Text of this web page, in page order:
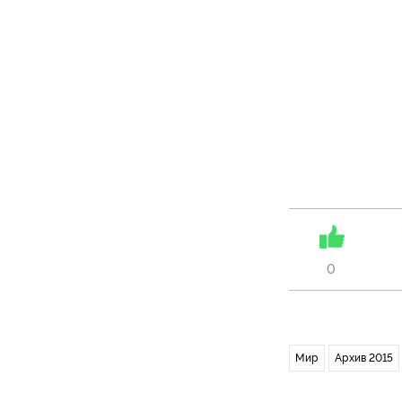
0
Мир Архив 2015